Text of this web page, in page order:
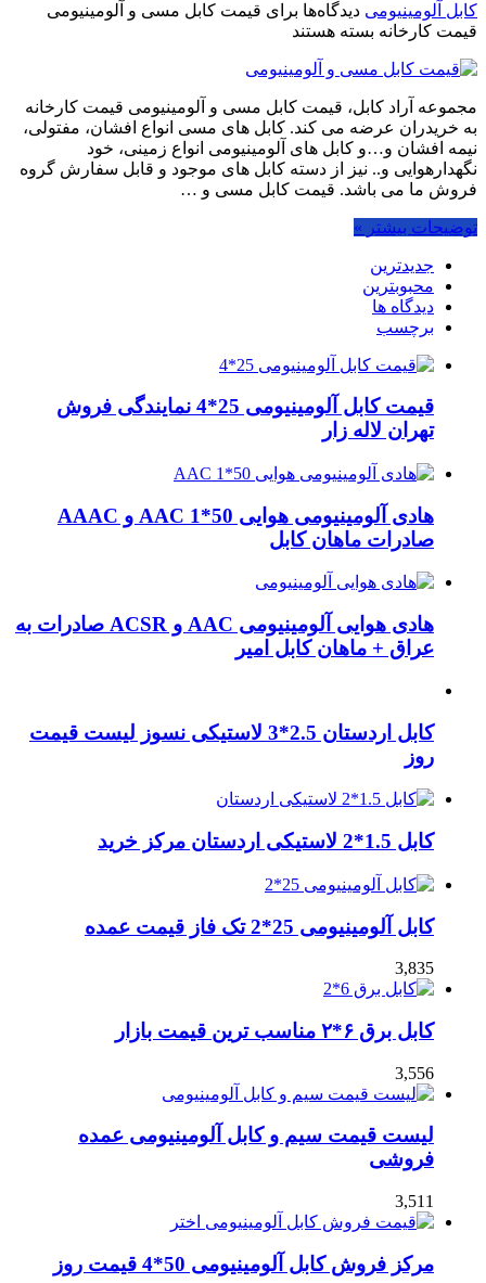
کابل آلومینیومی دیدگاه‌ها برای قیمت کابل مسی و آلومینیومی
قیمت کارخانه بسته هستند
مجموعه آراد کابل، قیمت کابل مسی و آلومینیومی قیمت کارخانه
به خریدران عرضه می کند. کابل های مسی انواع افشان، مفتولی،
نیمه افشان و…و کابل های آلومینیومی انواع زمینی، خود
نگهدارهوایی و.. نیز از دسته کابل های موجود و قابل سفارش گروه
فروش ما می باشد. قیمت کابل مسی و …
توضیحات بیشتر »
جدیدترین
محبوبترین
دیدگاه ها
برچسب
قیمت کابل آلومینیومی 25*4 نمایندگی فروش
تهران لاله زار
هادی آلومینیومی هوایی 50*1 AAC و AAAC
صادرات ماهان کابل
هادی هوایی آلومینیومی AAC و ACSR صادرات به
عراق + ماهان کابل امیر
کابل اردستان 2.5*3 لاستیکی نسوز لیست قیمت
روز
کابل 1.5*2 لاستیکی اردستان مرکز خرید
کابل آلومینیومی 25*2 تک فاز قیمت عمده
3,835
کابل برق ۶*۲ مناسب ترین قیمت بازار
3,556
لیست قیمت سیم و کابل آلومینیومی عمده
فروشی
3,511
مرکز فروش کابل آلومینیومی 50*4 قیمت روز